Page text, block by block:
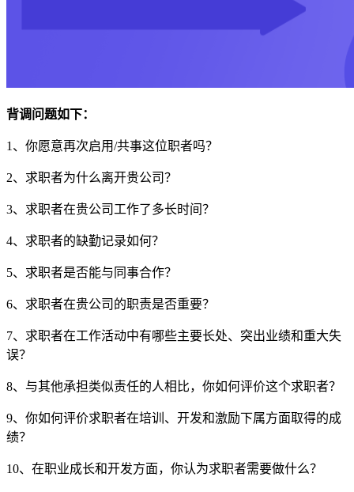
背调问题如下：
1、你愿意再次启用/共事这位职者吗？
2、求职者为什么离开贵公司？
3、求职者在贵公司工作了多长时间？
4、求职者的缺勤记录如何？
5、求职者是否能与同事合作？
6、求职者在贵公司的职责是否重要？
7、求职者在工作活动中有哪些主要长处、突出业绩和重大失
误？
8、与其他承担类似责任的人相比，你如何评价这个求职者？
9、你如何评价求职者在培训、开发和激励下属方面取得的成
绩？
10、在职业成长和开发方面，你认为求职者需要做什么？